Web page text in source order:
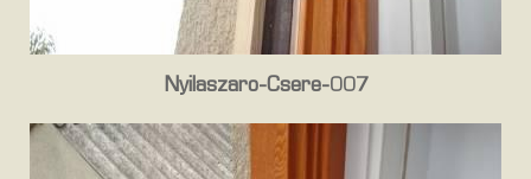
Nyilaszaro-Csere-007